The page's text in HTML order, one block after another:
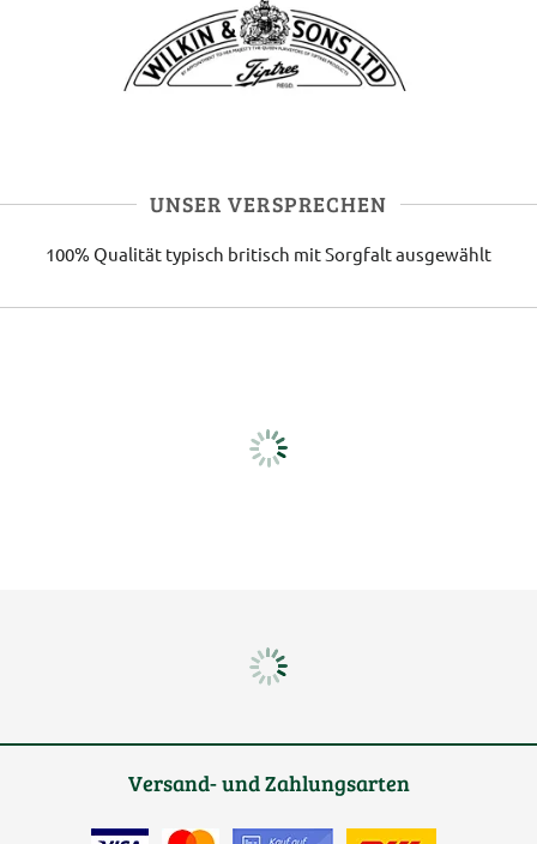
UNSER VERSPRECHEN
100% Qualität typisch britisch mit Sorgfalt ausgewählt
Versand- und Zahlungsarten